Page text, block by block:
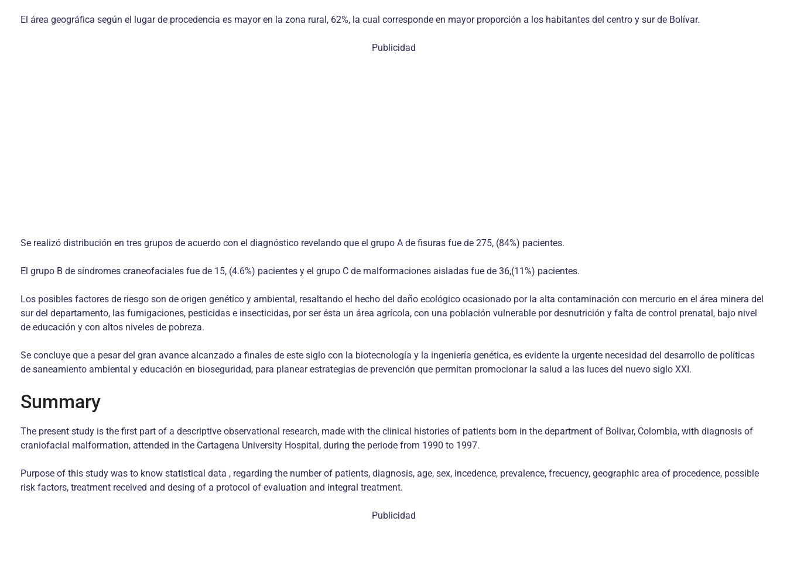
El área geográfica según el lugar de procedencia es mayor en la zona rural, 62%, la cual corresponde en mayor proporción a los habitantes del centro y sur de Bolívar.
Publicidad
Se realizó distribución en tres grupos de acuerdo con el diagnóstico revelando que el grupo A de fisuras fue de 275, (84%) pacientes.
El grupo B de síndromes craneofaciales fue de 15, (4.6%) pacientes y el grupo C de malformaciones aisladas fue de 36,(11%) pacientes.
Los posibles factores de riesgo son de origen genético y ambiental, resaltando el hecho del daño ecológico ocasionado por la alta contaminación con mercurio en el área minera del
sur del departamento, las fumigaciones, pesticidas e insecticidas, por ser ésta un área agrícola, con una población vulnerable por desnutrición y falta de control prenatal, bajo nivel
de educación y con altos niveles de pobreza.
Se concluye que a pesar del gran avance alcanzado a finales de este siglo con la biotecnología y la ingeniería genética, es evidente la urgente necesidad del desarrollo de políticas
de saneamiento ambiental y educación en bioseguridad, para planear estrategias de prevención que permitan promocionar la salud a las luces del nuevo siglo XXI.
Summary
The present study is the first part of a descriptive observational research, made with the clinical histories of patients born in the department of Bolivar, Colombia, with diagnosis of
craniofacial malformation, attended in the Cartagena University Hospital, during the periode from 1990 to 1997.
Purpose of this study was to know statistical data , regarding the number of patients, diagnosis, age, sex, incedence, prevalence, frecuency, geographic area of procedence, possible
risk factors, treatment received and desing of a protocol of evaluation and integral treatment.
Publicidad